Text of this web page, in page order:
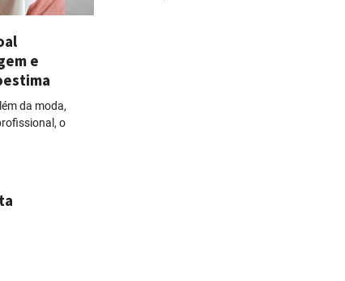
e
da moda,
o